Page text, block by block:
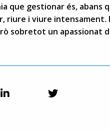
que gestionar és, abans
riure i viure intensament.
sobretot un apassionat